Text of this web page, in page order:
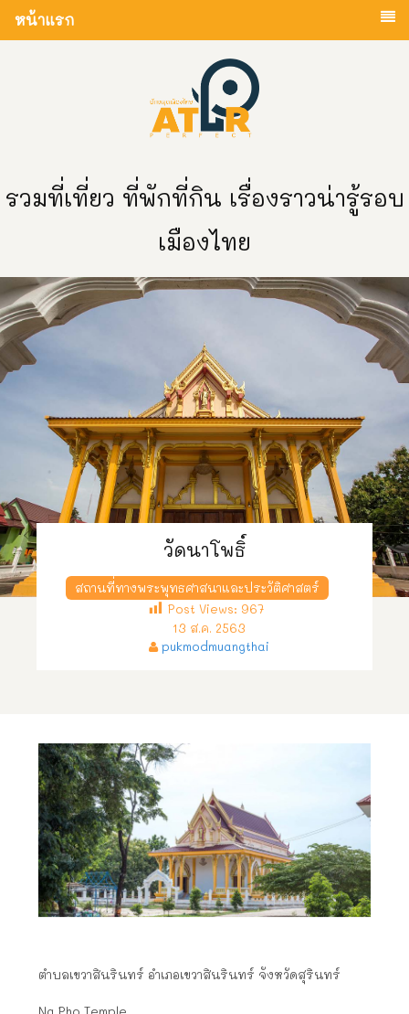
หน้าแรก
รวมที่เที่ยว ที่พักที่กิน เรื่องราวน่ารู้รอบ
เมืองไทย
วัดนาโพธิ์
สถานที่ทางพระพุทธศาสนาและประวัติศาสตร์
Post Views: 967
13 ส.ค. 2563
pukmodmuangthai
ตำบลเขวาสินรินทร์ อำเภอเขวาสินรินทร์ จังหวัดสุรินทร์
Na Pho Temple